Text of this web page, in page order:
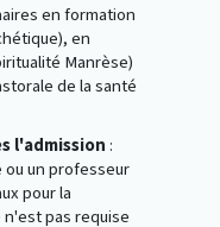
en formation
en
Manrèse)
de la santé
l'admission :
ou un professeur
pour la
pas requise